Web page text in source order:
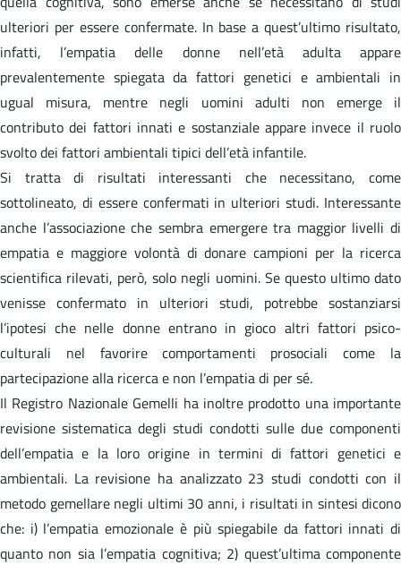
ulteriori per essere confermate. In base a quest’ultimo risultato,
infatti, l’empatia delle donne nell’età adulta appare
prevalentemente spiegata da fattori genetici e ambientali in
ugual misura, mentre negli uomini adulti non emerge il
contributo dei fattori innati e sostanziale appare invece il ruolo
svolto dei fattori ambientali tipici dell’età infantile.
Si tratta di risultati interessanti che necessitano, come
sottolineato, di essere confermati in ulteriori studi. Interessante
anche l’associazione che sembra emergere tra maggior livelli di
empatia e maggiore volontà di donare campioni per la ricerca
scientifica rilevati, però, solo negli uomini. Se questo ultimo dato
venisse confermato in ulteriori studi, potrebbe sostanziarsi
l’ipotesi che nelle donne entrano in gioco altri fattori psico-
culturali nel favorire comportamenti prosociali come la
partecipazione alla ricerca e non l’empatia di per sé.
Il Registro Nazionale Gemelli ha inoltre prodotto una importante
revisione sistematica degli studi condotti sulle due componenti
dell’empatia e la loro origine in termini di fattori genetici e
ambientali. La revisione ha analizzato 23 studi condotti con il
metodo gemellare negli ultimi 30 anni, i risultati in sintesi dicono
che: i) l’empatia emozionale è più spiegabile da fattori innati di
quanto non sia l’empatia cognitiva; 2) quest’ultima componente